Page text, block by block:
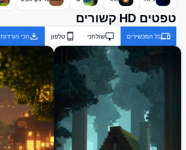
טפטים HD קשורים
כל המכשירים שולחני טלפון הכי הורדות